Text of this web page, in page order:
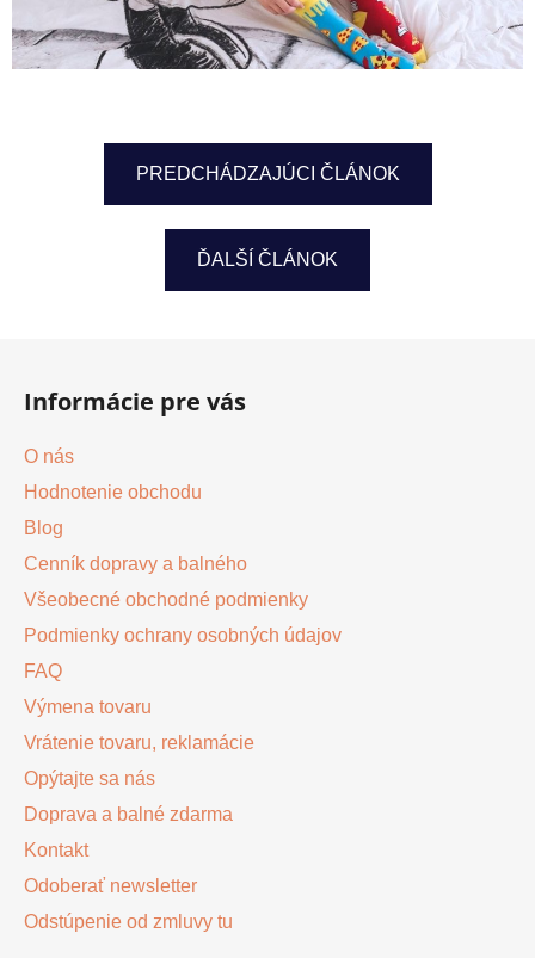
PREDCHÁDZAJÚCI ČLÁNOK
ĎALŠÍ ČLÁNOK
Informácie pre vás
O nás
Hodnotenie obchodu
Blog
Cenník dopravy a balného
Všeobecné obchodné podmienky
Podmienky ochrany osobných údajov
FAQ
Výmena tovaru
Vrátenie tovaru, reklamácie
Opýtajte sa nás
Doprava a balné zdarma
Kontakt
Odoberať newsletter
Odstúpenie od zmluvy tu